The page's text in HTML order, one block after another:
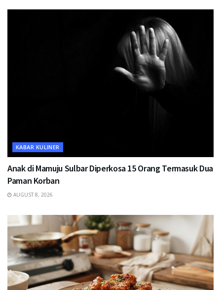
KABAR KULINER
Anak di Mamuju Sulbar Diperkosa 15 Orang Termasuk Dua
Paman Korban
AUGUST 8, 2026